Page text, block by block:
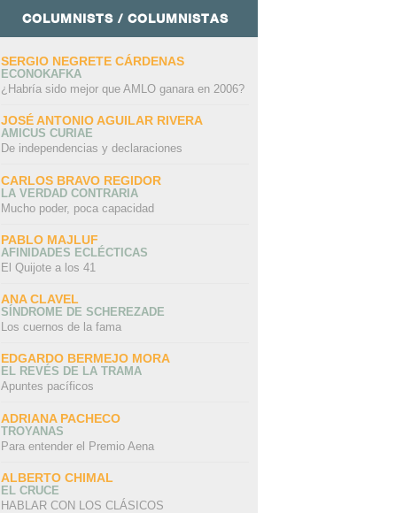
COLUMNISTS / COLUMNISTAS
SERGIO NEGRETE CÁRDENAS
ECONOKAFKA
¿Habría sido mejor que AMLO ganara en 2006?
JOSÉ ANTONIO AGUILAR RIVERA
AMICUS CURIAE
De independencias y declaraciones
CARLOS BRAVO REGIDOR
LA VERDAD CONTRARIA
Mucho poder, poca capacidad
PABLO MAJLUF
AFINIDADES ECLÉCTICAS
El Quijote a los 41
ANA CLAVEL
SÍNDROME DE SCHEREZADE
Los cuernos de la fama
EDGARDO BERMEJO MORA
EL REVÉS DE LA TRAMA
Apuntes pacíficos
ADRIANA PACHECO
TROYANAS
Para entender el Premio Aena
ALBERTO CHIMAL
EL CRUCE
HABLAR CON LOS CLÁSICOS